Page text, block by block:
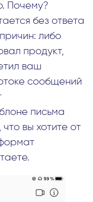
Почему?
без ответа
либо
продукт,
ваш
сообщений
письма
вы хотите от